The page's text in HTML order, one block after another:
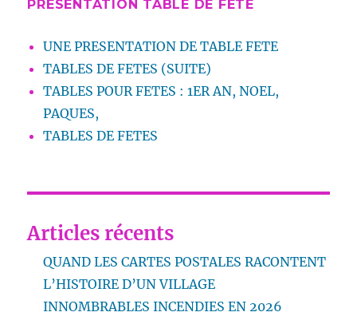
PRESENTATION TABLE DE FETE
UNE PRESENTATION DE TABLE FETE
TABLES DE FETES (SUITE)
TABLES POUR FETES : 1ER AN, NOEL,
PAQUES,
TABLES DE FETES
Articles récents
QUAND LES CARTES POSTALES RACONTENT
L’HISTOIRE D’UN VILLAGE
INNOMBRABLES INCENDIES EN 2026